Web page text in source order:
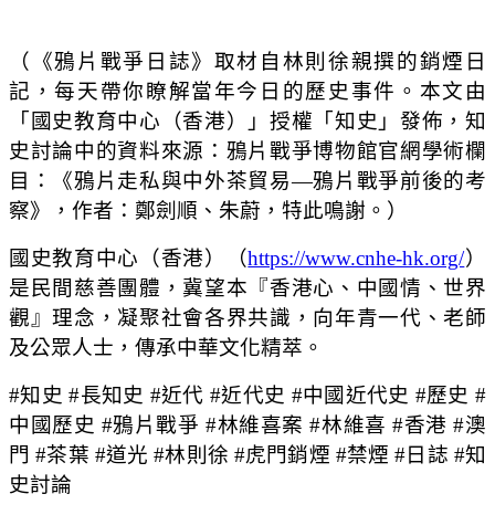
（《鴉片戰爭日誌》取材自林則徐親撰的銷煙日
記，每天帶你瞭解當年今日的歷史事件。本文由
「國史教育中心（香港）」授權「知史」發佈，知
史討論中的資料來源：鴉片戰爭博物館官網學術欄
目：《鴉片走私與中外茶貿易—鴉片戰爭前後的考
察》，作者：鄭劍順、朱蔚，特此鳴謝。）
國史教育中心（香港）（https://www.cnhe-hk.org/）
是民間慈善團體，冀望本『香港心、中國情、世界
觀』理念，凝聚社會各界共識，向年青一代、老師
及公眾人士，傳承中華文化精萃。
#知史 #長知史 #近代 #近代史 #中國近代史 #歷史 #
中國歷史 #鴉片戰爭 #林維喜案 #林維喜 #香港 #澳
門 #茶葉 #道光 #林則徐 #虎門銷煙 #禁煙 #日誌 #知
史討論